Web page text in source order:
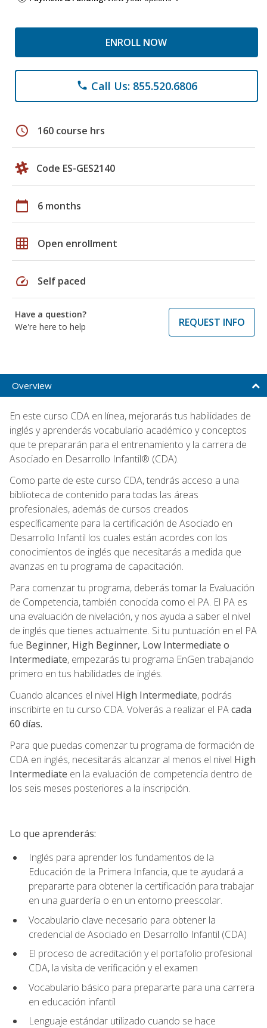
ENROLL NOW
phone Call Us: 855.520.6806
schedule 160 course hrs
Code ES-GES2140
calendar_today 6 months
grid_on Open enrollment
speed Self paced
Have a question?
We're here to help
REQUEST INFO
Overview
En este curso CDA en línea, mejorarás tus habilidades de
inglés y aprenderás vocabulario académico y conceptos
que te prepararán para el entrenamiento y la carrera de
Asociado en Desarrollo Infantil® (CDA).
Como parte de este curso CDA, tendrás acceso a una
biblioteca de contenido para todas las áreas
profesionales, además de cursos creados
específicamente para la certificación de Asociado en
Desarrollo Infantil los cuales están acordes con los
conocimientos de inglés que necesitarás a medida que
avanzas en tu programa de capacitación.
Para comenzar tu programa, deberás tomar la Evaluación
de Competencia, también conocida como el PA. El PA es
una evaluación de nivelación, y nos ayuda a saber el nivel
de inglés que tienes actualmente. Si tu puntuación en el PA
fue Beginner, High Beginner, Low Intermediate o
Intermediate, empezarás tu programa EnGen trabajando
primero en tus habilidades de inglés.
Cuando alcances el nivel High Intermediate, podrás
inscribirte en tu curso CDA. Volverás a realizar el PAcada
60 días.
Para que puedas comenzar tu programa de formación de
CDA en inglés, necesitarás alcanzar al menos el nivel High
Intermediate en la evaluación de competencia dentro de
los seis meses posteriores a la inscripción.
Lo que aprenderás:
Inglés para aprender los fundamentos de la
Educación de la Primera Infancia, que te ayudará a
prepararte para obtener la certificación para trabajar
en una guardería o en un entorno preescolar.
Vocabulario clave necesario para obtener la
credencial de Asociado en Desarrollo Infantil (CDA)
El proceso de acreditación y el portafolio profesional
CDA, la visita de verificación y el examen
Vocabulario básico para prepararte para una carrera
en educación infantil
Lenguaje estándar utilizado cuando se hace